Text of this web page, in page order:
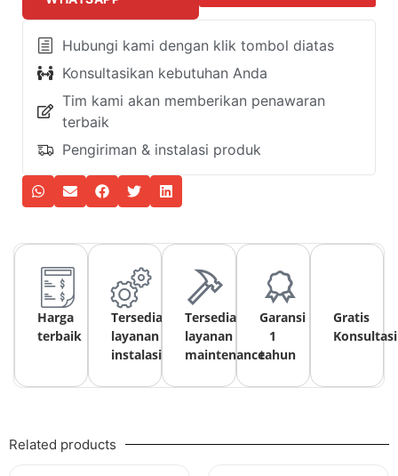
Hubungi kami dengan klik tombol diatas
Konsultasikan kebutuhan Anda
Tim kami akan memberikan penawaran
terbaik
Pengiriman & instalasi produk
Harga
terbaik
Tersedia
layanan
instalasi
Tersedia
layanan
maintenance
Garansi
1
tahun
Gratis
Konsultasi
Related products